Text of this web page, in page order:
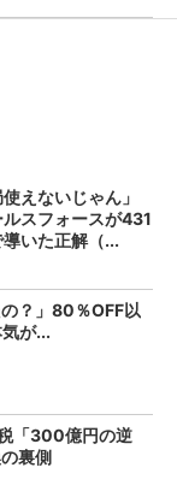
使えないじゃん」
スフォースが431
いた正解（...
？」80％OFF以
が...
「300億円の逆
裏側